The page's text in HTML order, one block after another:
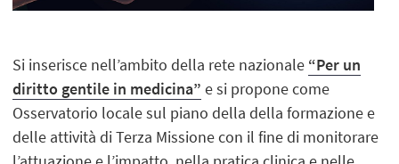
Si inserisce nell’ambito della rete nazionale “Per un
diritto gentile in medicina” e si propone come
Osservatorio locale sul piano della della formazione e
delle attività di Terza Missione con il fine di monitorare